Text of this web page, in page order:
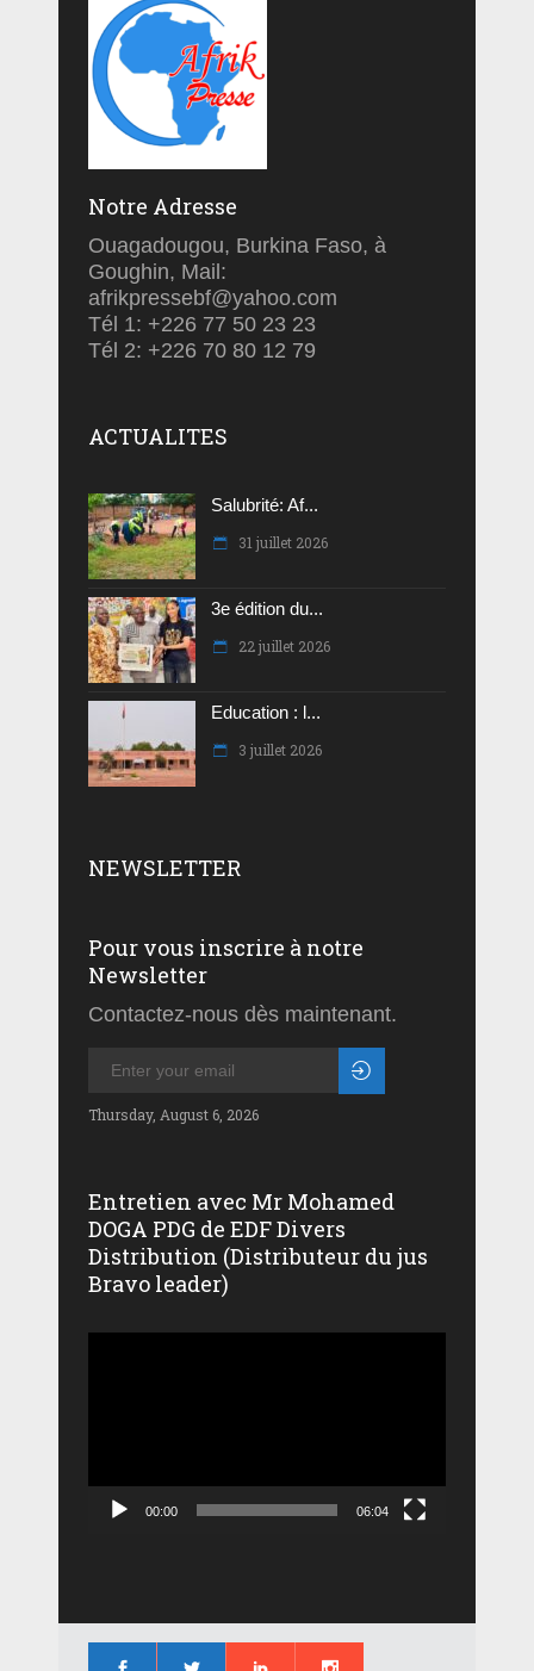
Notre Adresse
Ouagadougou, Burkina Faso, à
Goughin, Mail:
afrikpressebf@yahoo.com
Tél 1: +226 77 50 23 23
Tél 2: +226 70 80 12 79
ACTUALITES
Salubrité: Af...
31 juillet 2026
3e édition du...
22 juillet 2026
Education : l...
3 juillet 2026
NEWSLETTER
Pour vous inscrire à notre
Newsletter
Contactez-nous dès maintenant.
Thursday, August 6, 2026
Entretien avec Mr Mohamed
DOGA PDG de EDF Divers
Distribution (Distributeur du jus
Bravo leader)
00:00 06:04